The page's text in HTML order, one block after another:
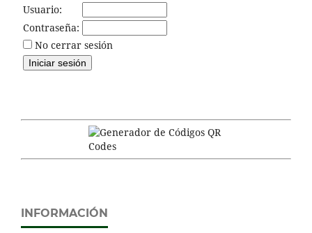
Usuario:
Contraseña:
No cerrar sesión
INFORMACIÓN